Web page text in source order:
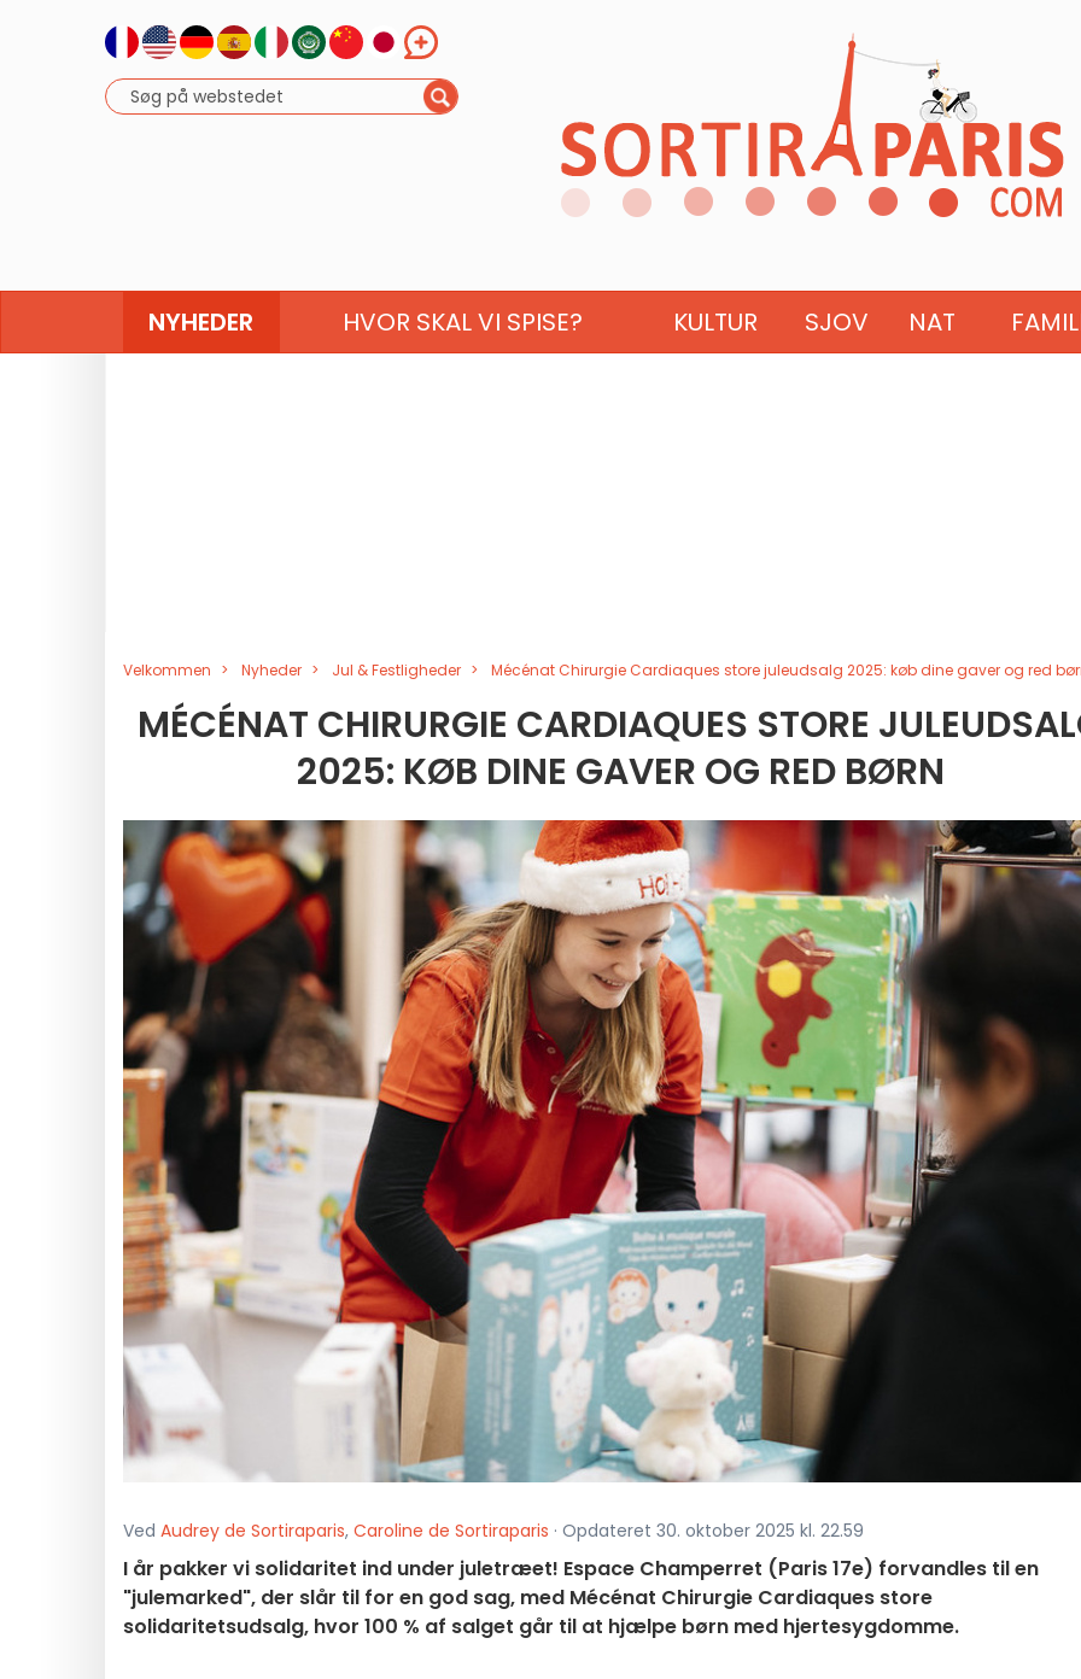
NYHEDER HVOR SKAL VI SPISE? KULTUR SJOV NAT
Velkommen Nyheder Jul & Festligheder Mécénat Chirurgie Cardiaques store juleudsalg 2025: køb dine gaver og red
MÉCÉNAT CHIRURGIE CARDIAQUES STORE
2025: KØB DINE GAVER OG RED BØRN
Ved Audrey de Sortiraparis, Caroline de Sortiraparis · Opdateret 30. oktober 2025 kl. 22.59
I år pakker vi solidaritet ind under juletræet! Espace Champerret (Paris 17e) forvandles til en
"julemarked", der slår til for en god sag, med Mécénat Chirurgie Cardiaques store
solidaritetsudsalg, hvor 100 % af salget går til at hjælpe børn med hjertesygdomme.